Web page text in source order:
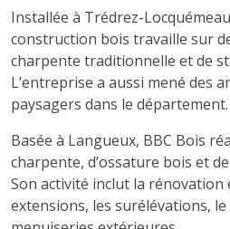
Installée à Trédrez-
construction bois travaille sur
charpente traditionnelle et de
L’entreprise a aussi mené des
paysagers dans le département.
Basée à Langueux, BBC Bois
charpente, d’ossature bois et
Son activité inclut la rénovation
extensions, les surélévations,